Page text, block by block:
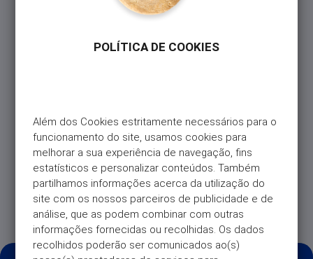
POLÍTICA DE COOKIES
Além dos Cookies estritamente necessários para o
funcionamento do site, usamos cookies para
melhorar a sua experiência de navegação, fins
estatísticos e personalizar conteúdos. Também
partilhamos informações acerca da utilização do
site com os nossos parceiros de publicidade e de
análise, que as podem combinar com outras
informações fornecidas ou recolhidas. Os dados
recolhidos poderão ser comunicados ao(s)
mensalidade ou amortizar saldo utilizado, usando
referências são sempre as mesmas, não mudando
Os pagamentos livres feitos até ao dia 30 de cada
mês terão impacto na sua mensalidade. Após esta
data, mesmo que faça um pagamento livre, o
mesmo não terá impacto na mensalidade desse